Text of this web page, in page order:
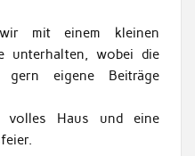
mit einem kleinen
unterhalten, wobei die
gern eigene Beiträge
Haus und eine